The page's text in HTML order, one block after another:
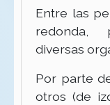
Entre las
redonda,
diversas
Por parte
otros (de